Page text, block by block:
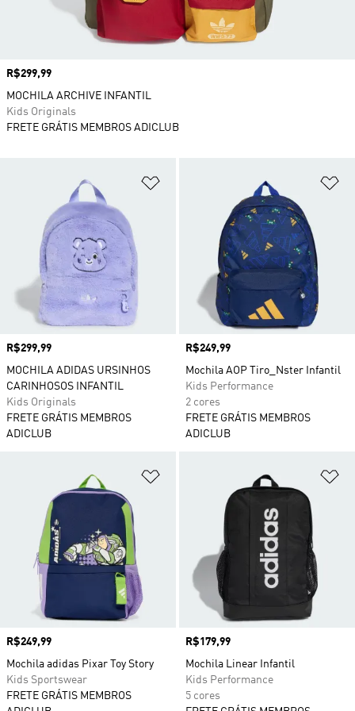
Adicionar à Lista de Desejos
Preço
R$299,99
MOCHILA ADIDAS URSINHOS
CARINHOSOS INFANTIL
Kids Originals
FRETE GRÁTIS MEMBROS
ADICLUB
Preço
R$249,99
Mochila AOP Tiro_Nster Infantil
Kids Performance
2 cores
FRETE GRÁTIS MEMBROS
ADICLUB
Adicionar à Lista de Desejos
Preço
R$249,99
Mochila adidas Pixar Toy Story
Kids Sportswear
FRETE GRÁTIS MEMBROS
Preço
R$179,99
Mochila Linear Infantil
Kids Performance
5 cores
Preço
R$299,99
MOCHILA ARCHIVE INFANTIL
Kids Originals
FRETE GRÁTIS MEMBROS ADICLUB